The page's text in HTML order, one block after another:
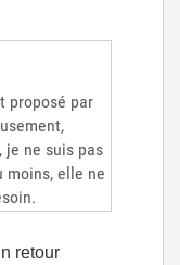
proposé par
je ne suis pas
moins, elle ne
retour